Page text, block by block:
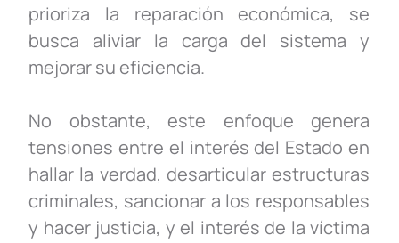
prioriza la reparación económica, se
busca aliviar la carga del sistema y
mejorar su eficiencia.
No obstante, este enfoque genera
tensiones entre el interés del Estado en
hallar la verdad, desarticular estructuras
criminales, sancionar a los responsables
y hacer justicia, y el interés de la víctima